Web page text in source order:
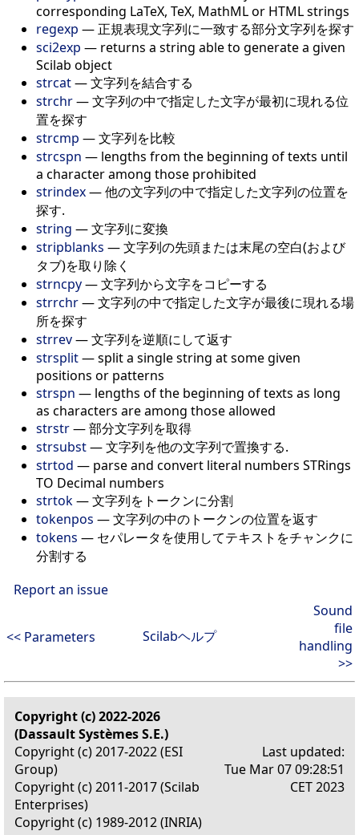
corresponding LaTeX, TeX, MathML or HTML strings
regexp — 正規表現文字列に一致する部分文字列を探す
sci2exp — returns a string able to generate a given
Scilab object
strcat—文字列を結合する
strchr—文字列の中で指定した文字が最初に現れる位
置を探す
strcmp —文字列を比較
strcspn — lengths from the beginning of texts until
a character among those prohibited
strindex—他の文字列の中で指定した文字列の位置を
探す.
string —文字列に変換
stripblanks —文字列の先頭または末尾の空白(および
タブ)を取り除く
strncpy—文字列から文字をコピーする
strrchr—文字列の中で指定した文字が最後に現れる場
所を探す
strrev—文字列を逆順にして返す
strsplit—split a single string at some given
positions or patterns
strspn — lengths of the beginning of texts as long
as characters are among those allowed
strstr—部分文字列を取得
strsubst—文字列を他の文字列で置換する.
strtod — parse and convert literal numbers STRings
TO Decimal numbers
strtok—文字列をトークンに分割
tokenpos —文字列の中のトークンの位置を返す
tokens — セパレータを使用してテキストをチャンクに
分割する
Report an issue
<< Parameters Scilabヘルプ
Sound
file
handling
>>
Copyright (c) 2022-2026
(Dassault Systèmes S.E.)
Copyright (c) 2017-2022 (ESI
Group)
Copyright (c) 2011-2017 (Scilab
Enterprises)
Copyright (c) 1989-2012 (INRIA)
Last updated:
Tue Mar 07 09:28:51
CET 2023